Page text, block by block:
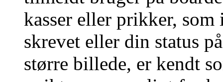
kasser eller prikker,
skrevet eller din status
større billede, er kendt